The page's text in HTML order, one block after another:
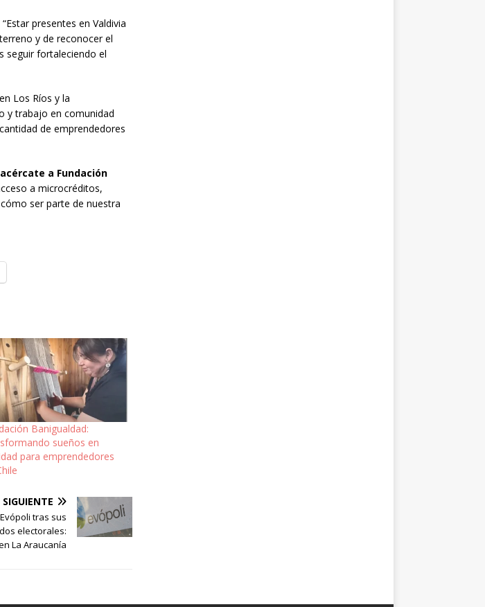
presentes en Valdivia
y de reconocer el
seguir fortaleciendo el
Los Ríos y la
y trabajo en comunidad
de emprendedores
a Fundación
a microcréditos,
ser parte de nuestra
Banigualdad:
sueños en
para emprendedores
SIGUIENTE
tras sus
electorales:
La Araucanía